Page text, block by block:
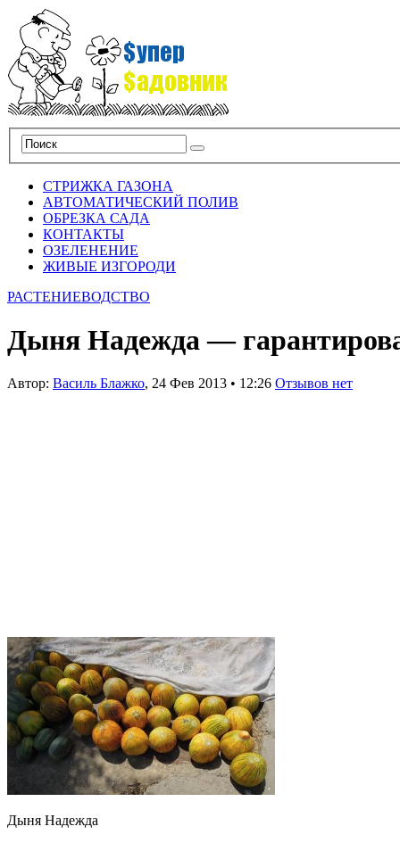
СТРИЖКА ГАЗОНА
АВТОМАТИЧЕСКИЙ ПОЛИВ
ОБРЕЗКА САДА
КОНТАКТЫ
ОЗЕЛЕНЕНИЕ
ЖИВЫЕ ИЗГОРОДИ
РАСТЕНИЕВОДСТВО
Дыня Надежда —
Автор: Василь Блажко, 24 Фев 2013 • 12:26 Отзывов нет
Дыня Надежда